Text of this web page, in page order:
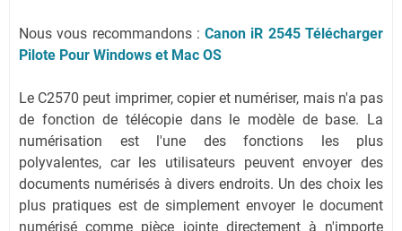
Nous vous recommandons :Canon iR 2545 Télécharger
Pilote Pour Windows et Mac OS
Le C2570 peut imprimer, copier et numériser, mais n'a pas
de fonction de télécopie dans le modèle de base. La
numérisation est l'une des fonctions les plus
polyvalentes, car les utilisateurs peuvent envoyer des
documents numérisés à divers endroits. Un des choix les
plus pratiques est de simplement envoyer le document
numérisé comme pièce jointe directement à n'importe